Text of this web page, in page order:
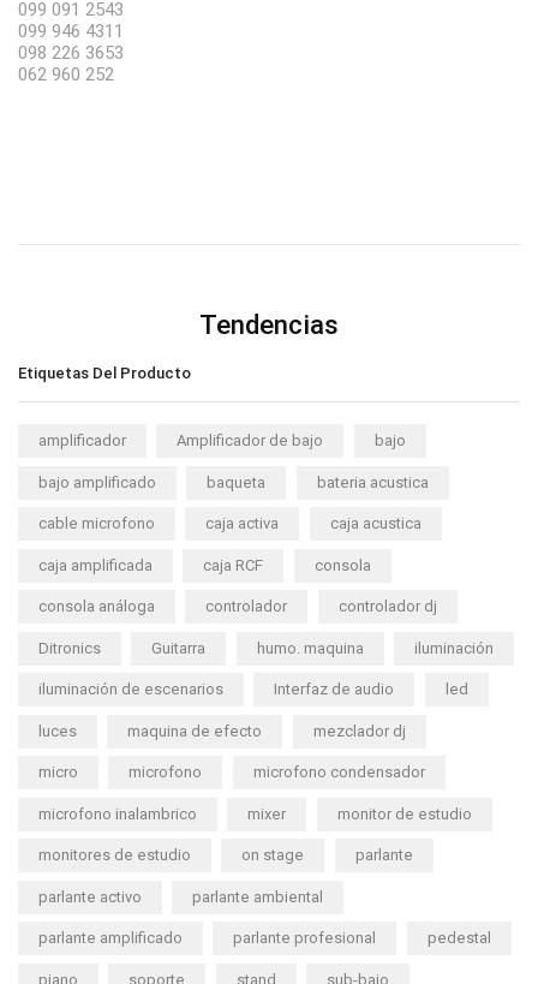
099 091 2543
099 946 4311
098 226 3653
062 960 252
Tendencias
Etiquetas Del Producto
amplificador Amplificador de bajo bajo
bajo amplificado baqueta bateria acustica
cable microfono caja activa caja acustica
caja amplificada caja RCF consola
consola análoga controlador controlador dj
Ditronics Guitarra humo. maquina iluminación
iluminación de escenarios Interfaz de audio led
luces maquina de efecto mezclador dj
micro microfono microfono condensador
microfono inalambrico mixer monitor de estudio
monitores de estudio on stage parlante
parlante activo parlante ambiental
parlante amplificado parlante profesional pedestal
piano soporte stand sub-bajo